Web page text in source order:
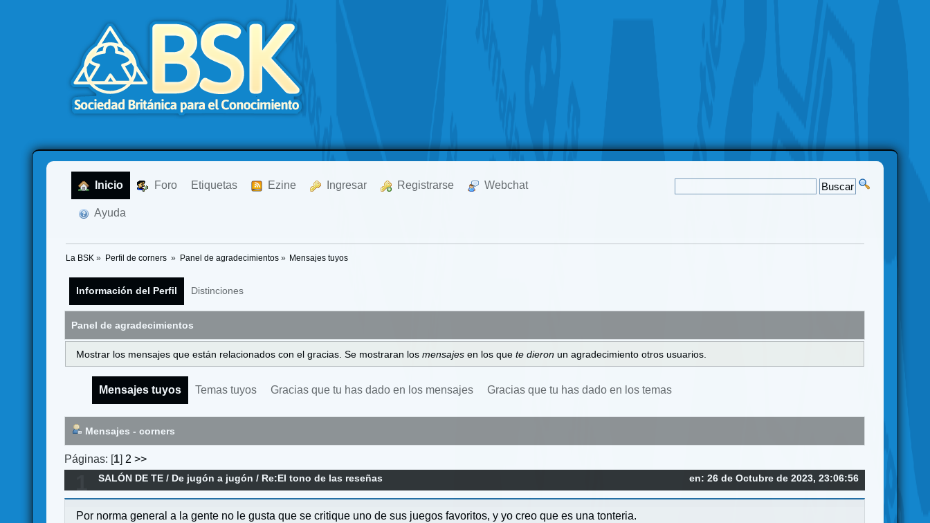
Inicio Foro Etiquetas Ezine Ingresar Registrarse Webchat
Ayuda
La BSK » Perfil de corners » Panel de agradecimientos» Mensajes tuyos
Información del Perfil Distinciones
Panel de agradecimientos
Mostrar los mensajes que están relacionados con el gracias. Se mostraran los mensajes en los que te dieron un agradecimiento otros usuarios.
Mensajes tuyos Temas tuyos Gracias que tu has dado en los mensajes Gracias que tu has dado en los temas
Mensajes - corners
Páginas: [1] 2 >>
en: 26 de Octubre de 2023, 23:06:56
SALÓN DE TE / De jugón a jugón / Re:El tono de las reseñas
Por norma general a la gente no le gusta que se critique uno de sus juegos favoritos, y yo creo que es una tonteria.